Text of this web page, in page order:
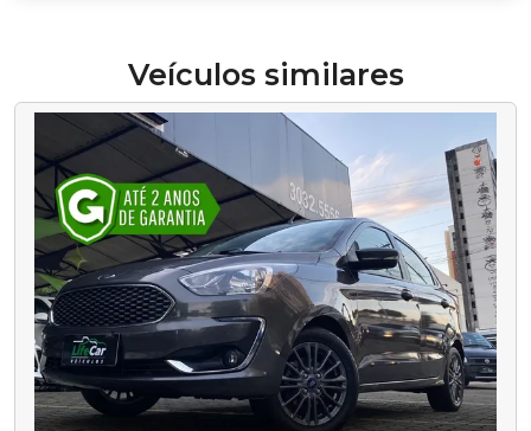
Veículos similares